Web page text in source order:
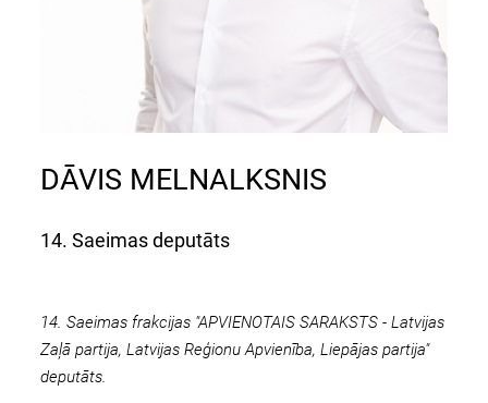
DĀVIS MELNALKSNIS
14. Saeimas deputāts
14. Saeimas frakcijas "APVIENOTAIS SARAKSTS - Latvijas
Zaļā partija, Latvijas Reģionu Apvienība, Liepājas partija"
deputāts.